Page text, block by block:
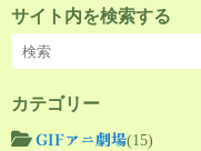
サイト内を検索する
カテゴリー
GIFアニ劇場(15)